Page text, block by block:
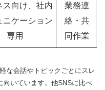
ス向け、社内
ニケーション
専用
業務連
絡・共
同作業
な会話やトピックごとにスレ
向いています。他SNSに比べ